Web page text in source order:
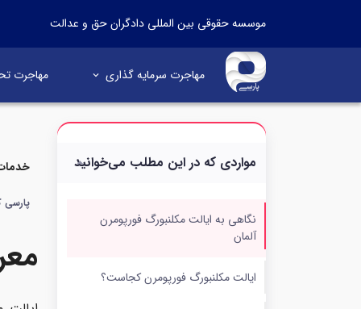
موسسه حقوقی بین المللی دادگران حق و عدالت
مهاجرت سرمایه گذاری مهاجرت
مواردی که در این مطلب می‌خوانید
نگاهی به ایالت مکلنبورگ فورپومرن
آلمان
ایالت مکلنبورگ فورپومرن کجاست؟
پارسی